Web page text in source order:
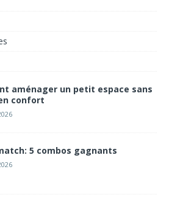
aménager un petit espace sans
confort
5 combos gagnants